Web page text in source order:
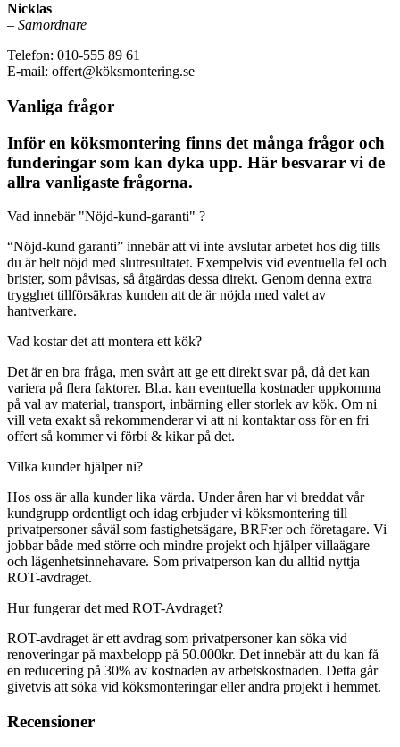
Nicklas
– Samordnare
Telefon: 010-555 89 61
E-mail: offert@köksmontering.se
Vanliga frågor
Inför en köksmontering finns det många frågor och
funderingar som kan dyka upp. Här besvarar vi de
allra vanligaste frågorna.
Vad innebär "Nöjd-kund-garanti" ?
“Nöjd-kund garanti” innebär att vi inte avslutar arbetet hos dig tills
du är helt nöjd med slutresultatet. Exempelvis vid eventuella fel och
brister, som påvisas, så åtgärdas dessa direkt. Genom denna extra
trygghet tillförsäkras kunden att de är nöjda med valet av
hantverkare.
Vad kostar det att montera ett kök?
Det är en bra fråga, men svårt att ge ett direkt svar på, då det kan
variera på flera faktorer. Bl.a. kan eventuella kostnader uppkomma
på val av material, transport, inbärning eller storlek av kök. Om ni
vill veta exakt så rekommenderar vi att ni kontaktar oss för en fri
offert så kommer vi förbi & kikar på det.
Vilka kunder hjälper ni?
Hos oss är alla kunder lika värda. Under åren har vi breddat vår
kundgrupp ordentligt och idag erbjuder vi köksmontering till
privatpersoner såväl som fastighetsägare, BRF:er och företagare. Vi
jobbar både med större och mindre projekt och hjälper villaägare
och lägenhetsinnehavare. Som privatperson kan du alltid nyttja
ROT-avdraget.
Hur fungerar det med ROT-Avdraget?
ROT-avdraget är ett avdrag som privatpersoner kan söka vid
renoveringar på maxbelopp på 50.000kr. Det innebär att du kan få
en reducering på 30% av kostnaden av arbetskostnaden. Detta går
givetvis att söka vid köksmonteringar eller andra projekt i hemmet.
Recensioner